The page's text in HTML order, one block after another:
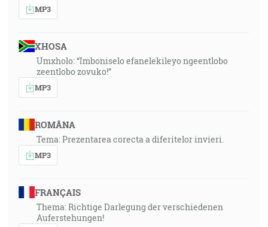
MP3
XHOSA
Umxholo: “Imboniselo efanelekileyo ngeentlobo
zeentlobo zovuko!”
MP3
ROMÂNA
Tema: Prezentarea corecta a diferitelor invieri.
MP3
FRANÇAIS
Thema: Richtige Darlegung der verschiedenen
Auferstehungen!